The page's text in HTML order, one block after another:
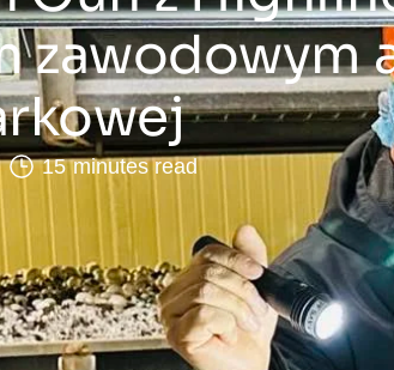
zawodowym
15 minutes read